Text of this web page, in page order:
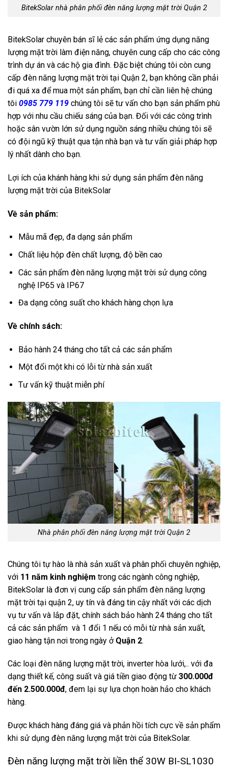
BitekSolar nhà phân phối đèn năng lượng mặt trời Quận 2
BitekSolar chuyên bán sĩ lẻ các sản phẩm ứng dụng năng
lượng mặt trời làm điện năng, chuyên cung cấp cho các công
trình dự án và các hộ gia đình. Đặc biệt chúng tôi còn cung
cấp đèn năng lượng mặt trời tại Quận 2, bạn không cần phải
đi quá xa để mua một sản phẩm, bạn chỉ cần liên hệ chúng
tôi 0985 779 119 chúng tôi sẽ tư vấn cho bạn sản phẩm phù
hợp với nhu cầu chiếu sáng của bạn. Đối với các công trình
hoặc sân vườn lớn sử dụng nguồn sáng nhiều chúng tôi sẽ
có đội ngũ kỹ thuật qua tận nhà bạn và tư vấn giải pháp hợp
lý nhất dành cho bạn.
Lợi ích của khánh hàng khi sử dụng sản phẩm đèn năng
lượng mặt trời của BitekSolar
Về sản phẩm:
Mẫu mã đẹp, đa dạng sản phẩm
Chất liệu hộp đèn chất lượng, độ bền cao
Các sản phẩm đèn năng lượng mặt trời sử dụng công
nghệ IP65 và IP67
Đa dạng công suất cho khách hàng chọn lựa
Về chính sách:
Bảo hành 24 tháng cho tất cả các sản phẩm
Một đổi một khi có lỗi từ nhà sản xuất
Tư vấn kỹ thuật miễn phí
Nhà phân phối đèn năng lượng mặt trời Quận 2
Chúng tôi tự hào là nhà sản xuất và phân phối chuyên nghiệp,
với 11 năm kinh nghiệm trong các ngành công nghiệp,
BitekSolar là đơn vị cung cấp sản phẩm đèn năng lượng
mặt trời tại quận 2, uy tín và đáng tin cậy nhất với các dịch
vụ tư vấn và lắp đặt, chính sách bảo hành 24 tháng cho tất
cả các sản phẩm và 1 đổi 1 nếu có mỗi từ nhà sản xuất,
giao hàng tận nơi trong ngày ở Quận 2.
Các loại đèn năng lượng mặt trời, inverter hòa lưới,.. với đa
dạng thiết kế, công suất và giá tiền giao động từ 300.000đ
đến 2.500.000đ, đem lại sự lựa chọn hoàn hảo cho khách
hàng.
Được khách hàng đáng giá và phản hồi tích cực về sản phẩm
khi sử dụng đèn năng lượng mặt trời của BitekSolar.
Đèn năng lượng mặt trời liền thể 30W BI-SL1030